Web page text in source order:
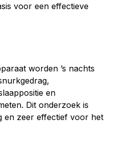
voor een effectieve
worden ’s nachts
en
Dit onderzoek is
en zeer effectief voor het